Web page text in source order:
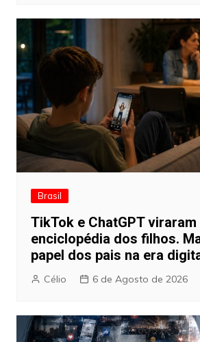
Brasil
TikTok e ChatGPT viraram
enciclopédia dos filhos.
papel dos pais na era
Célio 6 de Agosto de 2026